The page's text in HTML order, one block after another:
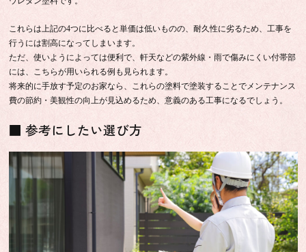
これらは上記の4つに比べると単価は低いものの、耐久性に劣るため、工事を
行うには割高になってしまいます。
ただ、使いようによっては便利で、軒天などの紫外線・雨で傷みにくい付帯部
には、こちらが用いられる例も見られます。
将来的に手放す予定のお家なら、これらの塗料で塗装することでメンテナンス
費の節約・美観性の向上が見込めるため、意義のある工事になるでしょう。
■ 参考にしたい選び方